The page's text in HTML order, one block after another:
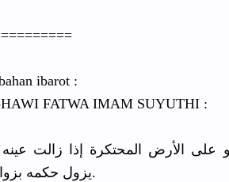
==
ibarot :
FATWA IMAM SUYUTHI :
على الأرض المحتكرة إذا زالت
يزول حكمه بزوالها؟.